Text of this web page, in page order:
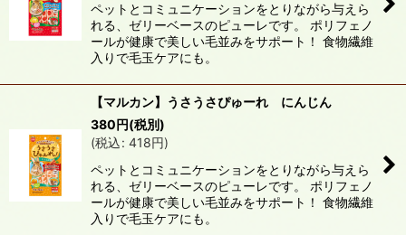
ペットとコミュニケーションをとりながら与えら
れる、ゼリーベースのピューレです。 ポリフェノ
ールが健康で美しい毛並みをサポート！ 食物繊維
入りで毛玉ケアにも。
【マルカン】うさうさぴゅーれ にんじん
380円(税別)
(税込: 418円)
ペットとコミュニケーションをとりながら与えら
れる、ゼリーベースのピューレです。 ポリフェノ
ールが健康で美しい毛並みをサポート！ 食物繊維
入りで毛玉ケアにも。